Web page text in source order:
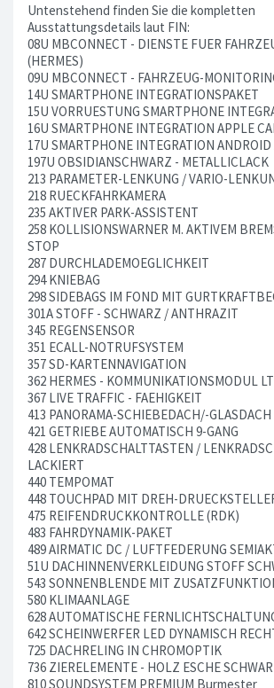
Untenstehend finden Sie die kompletten
Ausstattungsdetails laut FIN:
08U MBCONNECT - DIENSTE FUER
(HERMES)
09U MBCONNECT - FAHRZEUG-
14U SMARTPHONE INTEGRATIONSPAKET
15U VORRUESTUNG SMARTPHONE
16U SMARTPHONE INTEGRATION APPLE
17U SMARTPHONE INTEGRATION
197U OBSIDIANSCHWARZ - METALLICLACK
213 PARAMETER-LENKUNG / VARIO-
218 RUECKFAHRKAMERA
235 AKTIVER PARK-ASSISTENT
258 KOLLISIONSWARNER M. AKTIVEM
STOP
287 DURCHLADEMOEGLICHKEIT
294 KNIEBAG
298 SIDEBAGS IM FOND MIT
301A STOFF - SCHWARZ / ANTHRAZIT
345 REGENSENSOR
351 ECALL-NOTRUFSYSTEM
357 SD-KARTENNAVIGATION
362 HERMES - KOMMUNIKATIONSMODUL
367 LIVE TRAFFIC - FAEHIGKEIT
413 PANORAMA-SCHIEBEDACH/-GLASDACH
421 GETRIEBE AUTOMATISCH 9-GANG
428 LENKRADSCHALTTASTEN /
LACKIERT
440 TEMPOMAT
448 TOUCHPAD MIT DREH-
475 REIFENDRUCKKONTROLLE (RDK)
483 FAHRDYNAMIK-PAKET
489 AIRMATIC DC / LUFTFEDERUNG
51U DACHINNENVERKLEIDUNG STOFF
543 SONNENBLENDE MIT
580 KLIMAANLAGE
628 AUTOMATISCHE
642 SCHEINWERFER LED DYNAMISCH
725 DACHRELING IN CHROMOPTIK
736 ZIERELEMENTE - HOLZ ESCHE
810 SOUNDSYSTEM PREMIUM Burmester